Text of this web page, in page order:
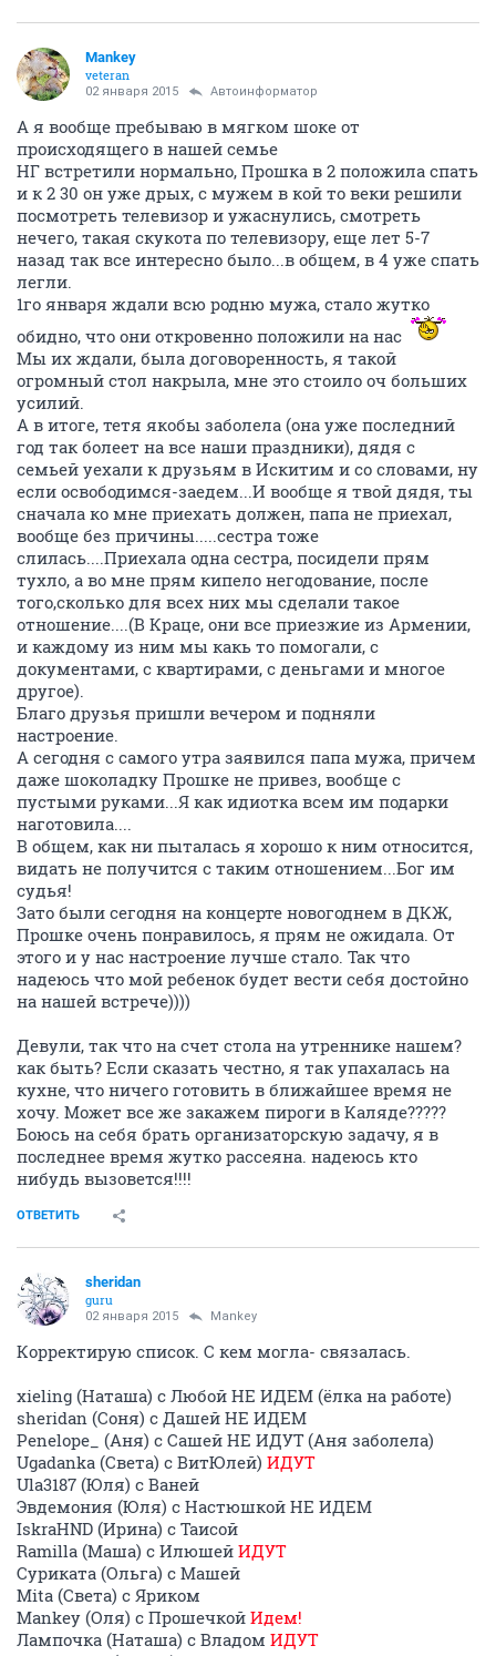
Mankey
veteran
02 января 2015 Автоинформатор
А я вообще пребываю в мягком шоке от
происходящего в нашей семье
НГ встретили нормально, Прошка в 2 положила спать
и к 2 30 он уже дрых, с мужем в кой то веки решили
посмотреть телевизор и ужаснулись, смотреть
нечего, такая скукота по телевизору, еще лет 5-7
назад так все интересно было...в общем, в 4 уже спать
легли.
1го января ждали всю родню мужа, стало жутко
обидно, что они откровенно положили на нас
Мы их ждали, была договоренность, я такой
огромный стол накрыла, мне это стоило оч больших
усилий.
А в итоге, тетя якобы заболела (она уже последний
год так болеет на все наши праздники), дядя с
семьей уехали к друзьям в Искитим и со словами, ну
если освободимся-заедем...И вообще я твой дядя, ты
сначала ко мне приехать должен, папа не приехал,
вообще без причины.....сестра тоже
слилась....Приехала одна сестра, посидели прям
тухло, а во мне прям кипело негодование, после
того,сколько для всех них мы сделали такое
отношение....(В Краце, они все приезжие из Армении,
и каждому из ним мы какь то помогали, с
документами, с квартирами, с деньгами и многое
другое).
Благо друзья пришли вечером и подняли
настроение.
А сегодня с самого утра заявился папа мужа, причем
даже шоколадку Прошке не привез, вообще с
пустыми руками...Я как идиотка всем им подарки
наготовила....
В общем, как ни пыталась я хорошо к ним относится,
видать не получится с таким отношением...Бог им
судья!
Зато были сегодня на концерте новогоднем в ДКЖ,
Прошке очень понравилось, я прям не ожидала. От
этого и у нас настроение лучше стало. Так что
надеюсь что мой ребенок будет вести себя достойно
на нашей встрече))))
Девули, так что на счет стола на утреннике нашем?
как быть? Если сказать честно, я так упахалась на
кухне, что ничего готовить в ближайшее время не
хочу. Может все же закажем пироги в Каляде?????
Боюсь на себя брать организаторскую задачу, я в
последнее время жутко рассеяна. надеюсь кто
нибудь вызовется!!!!
ОТВЕТИТЬ
sheridan
guru
02 января 2015 Mankey
Корректирую список. С кем могла- связалась.
xieling (Наташа) с Любой НЕ ИДЕМ (ёлка на работе)
sheridan (Соня) с Дашей НЕ ИДЕМ
Penelope_ (Аня) с Сашей НЕ ИДУТ (Аня заболела)
Ugadanka (Света) с ВитЮлей) ИДУТ
Ula3187 (Юля) с Ваней
Эвдемония (Юля) с Настюшкой НЕ ИДЕМ
IskraHND (Ирина) с Таисой
Ramilla (Маша) с Илюшей ИДУТ
Суриката (Ольга) с Машей
Mita (Света) с Яриком
Mankey (Оля) с Прошечкой Идем!
Лампочка (Наташа) с Владом ИДУТ